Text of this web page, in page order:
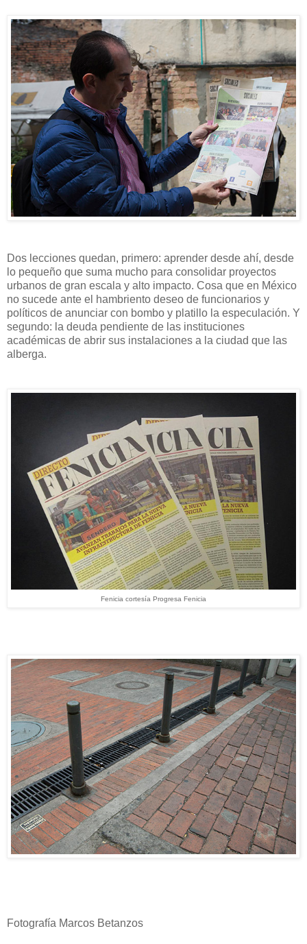
Dos lecciones quedan, primero: aprender desde ahí, desde
lo pequeño que suma mucho para consolidar proyectos
urbanos de gran escala y alto impacto. Cosa que en México
no sucede ante el hambriento deseo de funcionarios y
políticos de anunciar con bombo y platillo la especulación. Y
segundo: la deuda pendiente de las instituciones
académicas de abrir sus instalaciones a la ciudad que las
alberga.
Fenicia cortesía Progresa Fenicia
Fotografía Marcos Betanzos